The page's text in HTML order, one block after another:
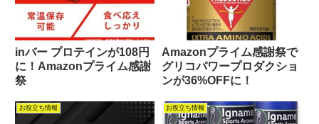
inバー プロテインが108円
に！Amazonプライム感謝
祭
Amazonプライム感謝祭で
グリコパワープロダクショ
ンが36%OFFに！
お役立ち情報 お役立ち情報